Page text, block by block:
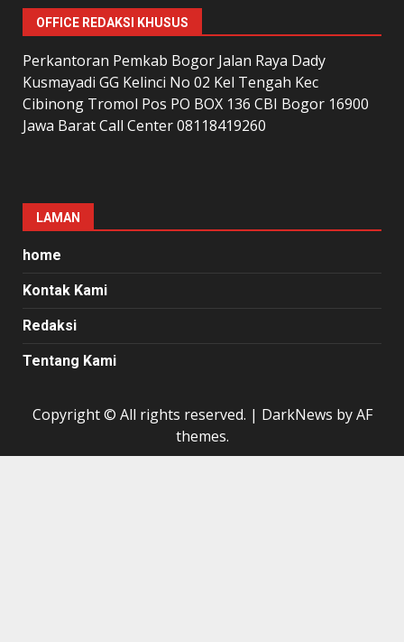
OFFICE REDAKSI KHUSUS
Perkantoran Pemkab Bogor Jalan Raya Dady
Kusmayadi GG Kelinci No 02 Kel Tengah Kec
Cibinong Tromol Pos PO BOX 136 CBI Bogor 16900
Jawa Barat Call Center 08118419260
LAMAN
home
Kontak Kami
Redaksi
Tentang Kami
Copyright © All rights reserved. | DarkNews by AF
themes.